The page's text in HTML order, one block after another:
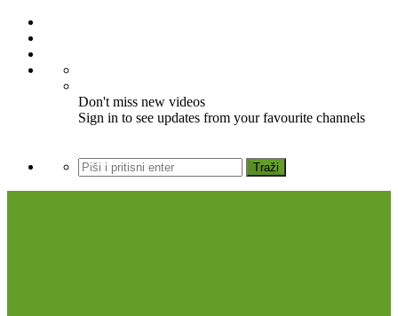
Don't miss new videos
Sign in to see updates from your favourite channels